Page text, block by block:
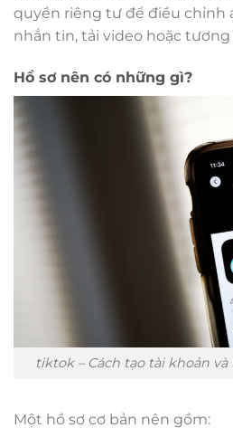
quyền riêng tư để điều chỉnh
nhắn tin, tải video hoặc
Hồ sơ nên có những gì?
tiktok – Cách tạo tài khoản
Một hồ sơ cơ bản nên gồm: